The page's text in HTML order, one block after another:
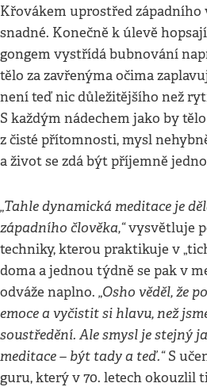
Křovákem uprostřed
snadné. Konečně k úlevě
gongem vystřídá bubnování
tělo za zavřenýma očima
není teď nic důležitějšího než
S každým nádechem jako by
z čisté přítomnosti, mysl
a život se zdá být příjemně
„Tahle dynamická meditace je
západního člověka,“vysvětluje
techniky, kterou praktikuje v
doma a jednou týdně se pak v
odváže naplno. „Osho věděl, že
emoce a vyčistit si hlavu, než
soustředění. Ale smysl je stejný
meditace – být tady a teď.“S
guru, který v 70. letech okouzlil